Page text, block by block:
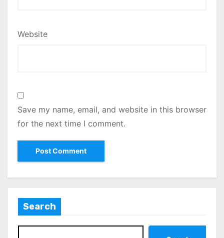
Website
Save my name, email, and website in this browser
for the next time I comment.
Search